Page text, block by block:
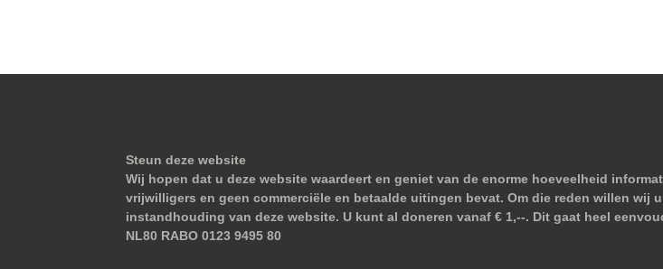
Steun deze website
Wij hopen dat u deze website waardeert en geniet van de enorme hoeveelheid
vrijwilligers en geen commerciële en betaalde uitingen bevat. Om die reden willen wij
instandhouding van deze website. U kunt al doneren vanaf € 1,--. Dit gaat heel
NL80 RABO 0123 9495 80